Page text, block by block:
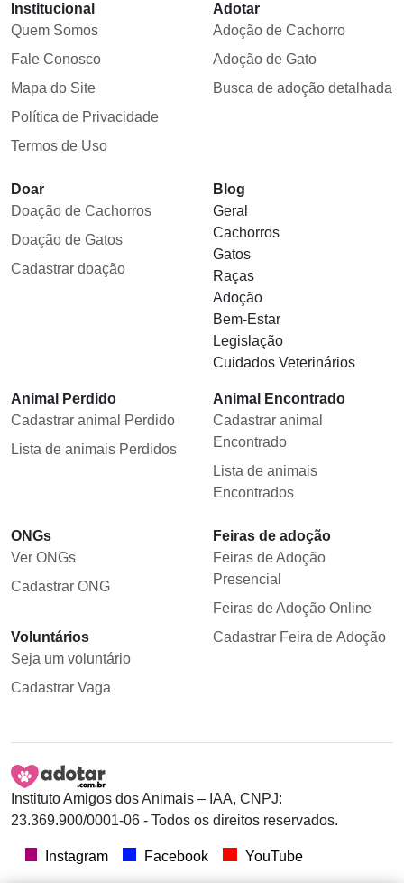
Institucional
Quem Somos
Fale Conosco
Mapa do Site
Política de Privacidade
Termos de Uso
Adotar
Adoção de Cachorro
Adoção de Gato
Busca de adoção detalhada
Doar
Doação de Cachorros
Doação de Gatos
Cadastrar doação
Blog
Geral
Cachorros
Gatos
Raças
Adoção
Bem-Estar
Legislação
Cuidados Veterinários
Animal Perdido
Cadastrar animal Perdido
Lista de animais Perdidos
Animal Encontrado
Cadastrar animal
Encontrado
Lista de animais
Encontrados
ONGs
Ver ONGs
Cadastrar ONG
Voluntários
Seja um voluntário
Cadastrar Vaga
Feiras de adoção
Feiras de Adoção
Presencial
Feiras de Adoção Online
Cadastrar Feira de Adoção
Instituto Amigos dos Animais – IAA, CNPJ:
23.369.900/0001-06 - Todos os direitos reservados.
Instagram Facebook YouTube